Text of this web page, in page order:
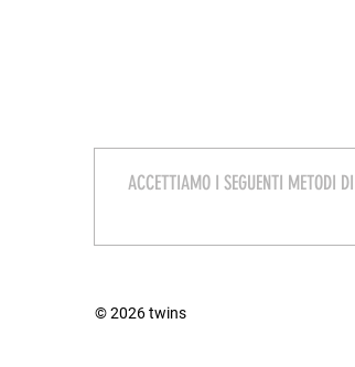
ACCETTIAMO I SEGUENTI METODI
© 2026 twins